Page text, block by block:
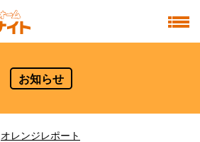
お知らせ
オレンジレポート